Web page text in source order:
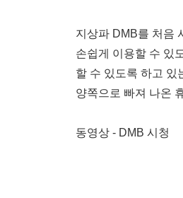
지상파 DMB를 처음
손쉽게 이용할 수 있
할 수 있도록 하고 있
양쪽으로 빠져 나온
동영상 - DMB 시청